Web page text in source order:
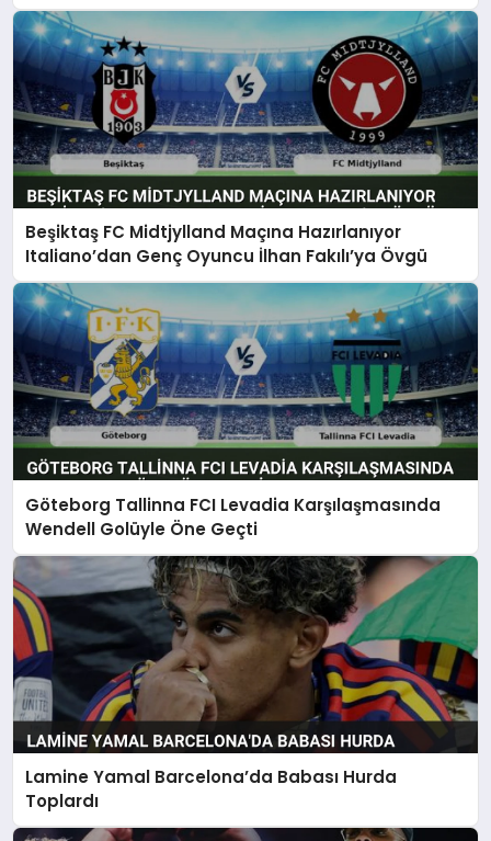
Beşiktaş FC Midtjylland Maçına Hazırlanıyor
Italiano’dan Genç Oyuncu İlhan Fakılı’ya Övgü
Göteborg Tallinna FCI Levadia Karşılaşmasında
Wendell Golüyle Öne Geçti
Lamine Yamal Barcelona’da Babası Hurda
Toplardı